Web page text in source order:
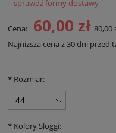
Cena zawiera koszty
sprawdź formy dostawy
Cena: 60,00 zł 80,00
Najniższa cena z 30 dni przed
* Rozmiar:
* Kolory Sloggi: